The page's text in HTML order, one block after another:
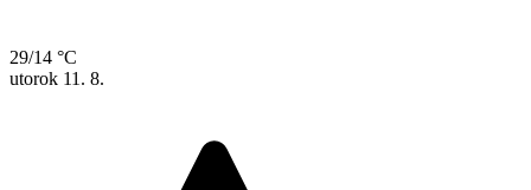
29/14 °C
utorok 11. 8.